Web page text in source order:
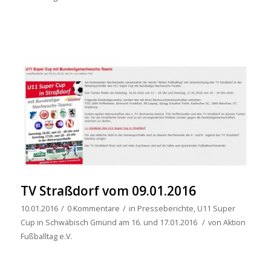
TV Straßdorf vom 09.01.2016
10.01.2016 / 0 Kommentare / in Presseberichte, U11 Super
Cup in Schwäbisch Gmünd am 16. und 17.01.2016 / von Aktion
Fußballtag e.V.